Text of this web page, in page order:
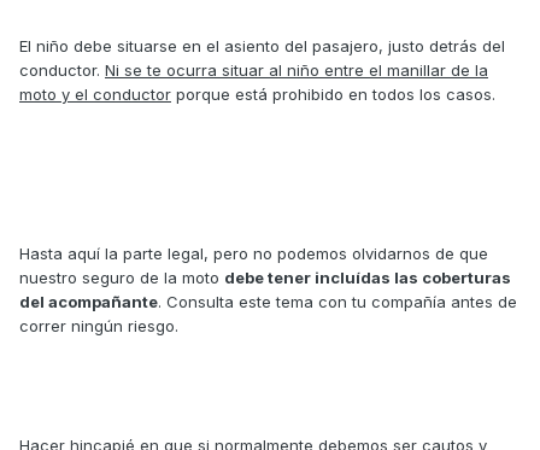
El niño debe situarse en el asiento del pasajero, justo detrás del
conductor. Ni se te ocurra situar al niño entre el manillar de la
moto y el conductor porque está prohibido en todos los casos.
Hasta aquí la parte legal, pero no podemos olvidarnos de que
nuestro seguro de la moto debe tener incluídas las coberturas
del acompañante. Consulta este tema con tu compañía antes de
correr ningún riesgo.
Hacer hincapié en que si normalmente debemos ser cautos y